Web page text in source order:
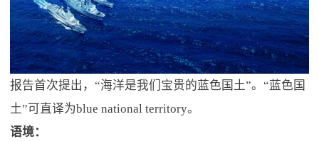
报告首次提出，“海洋是我们宝贵的蓝色国土”。“蓝色国
土”可直译为blue national territory。
语境：